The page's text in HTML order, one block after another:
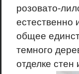
розовато-
естественно
общее
темного
отделке стен